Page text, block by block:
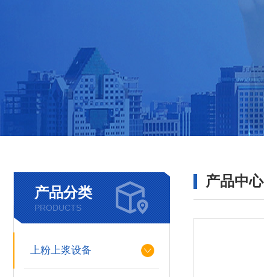
产品分类
PRODUCTS
上粉上浆设备
产品中心